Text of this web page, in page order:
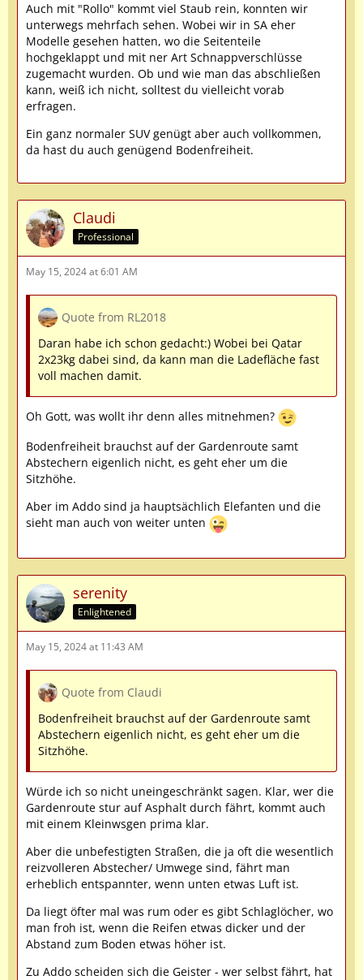
Auch mit "Rollo" kommt viel Staub rein, konnten wir
unterwegs mehrfach sehen. Wobei wir in SA eher
Modelle gesehen hatten, wo die Seitenteile
hochgeklappt und mit ner Art Schnappverschlüsse
zugemacht wurden. Ob und wie man das abschließen
kann, weiß ich nicht, solltest du vielleicht vorab
erfragen.
Ein ganz normaler SUV genügt aber auch vollkommen,
da hast du auch genügend Bodenfreiheit.
Claudi
Professional
May 15, 2024 at 6:01 AM
Quote from RL2018
Daran habe ich schon gedacht:) Wobei bei Qatar
2x23kg dabei sind, da kann man die Ladefläche fast
voll machen damit.
Oh Gott, was wollt ihr denn alles mitnehmen?
Bodenfreiheit brauchst auf der Gardenroute samt
Abstechern eigenlich nicht, es geht eher um die
Sitzhöhe.
Aber im Addo sind ja hauptsächlich Elefanten und die
sieht man auch von weiter unten
serenity
Enlightened
May 15, 2024 at 11:43 AM
Quote from Claudi
Bodenfreiheit brauchst auf der Gardenroute samt
Abstechern eigenlich nicht, es geht eher um die
Sitzhöhe.
Würde ich so nicht uneingeschränkt sagen. Klar, wer die
Gardenroute stur auf Asphalt durch fährt, kommt auch
mit einem Kleinwsgen prima klar.
Aber die unbefestigten Straßen, die ja oft die wesentlich
reizvolleren Abstecher/ Umwege sind, fährt man
erheblich entspannter, wenn unten etwas Luft ist.
Da liegt öfter mal was rum oder es gibt Schlaglöcher, wo
man froh ist, wenn die Reifen etwas dicker und der
Abstand zum Boden etwas höher ist.
Zu Addo scheiden sich die Geister - wer selbst fährt, hat